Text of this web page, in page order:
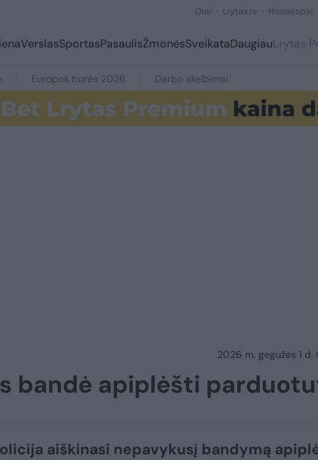
Orai Lrytas.tv Horoskopai
VerslasSportasPasaulisŽmonėsSveikataDaugiauLrytas
Europos burės 2026 Darbo skelbimai
2026 m. gegužės 1 d.
bandė apiplėšti
aiškinasi nepavykusį bandymą